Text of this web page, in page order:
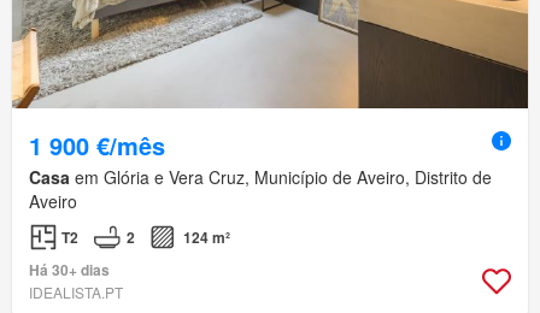
1 900 €/mês
Casa em Glória e Vera Cruz, Município de Aveiro, Distrito de
Aveiro
T2 2
124 m²
Há 30+ dias
IDEALISTA.PT